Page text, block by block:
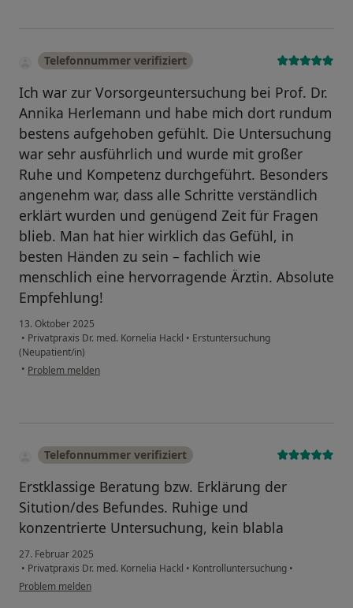
Telefonnummer verifiziert
Ich war zur Vorsorgeuntersuchung bei Prof. Dr.
Annika Herlemann und habe mich dort rundum
bestens aufgehoben gefühlt. Die Untersuchung
war sehr ausführlich und wurde mit großer
Ruhe und Kompetenz durchgeführt. Besonders
angenehm war, dass alle Schritte verständlich
erklärt wurden und genügend Zeit für Fragen
blieb. Man hat hier wirklich das Gefühl, in
besten Händen zu sein – fachlich wie
menschlich eine hervorragende Ärztin. Absolute
Empfehlung!
13. Oktober 2025
• Privatpraxis Dr. med. Kornelia Hackl • Erstuntersuchung
(Neupatient/in)
• Problem melden
Telefonnummer verifiziert
Erstklassige Beratung bzw. Erklärung der
Sitution/des Befundes. Ruhige und
konzentrierte Untersuchung, kein blabla
27. Februar 2025
• Privatpraxis Dr. med. Kornelia Hackl • Kontrolluntersuchung •
Problem melden